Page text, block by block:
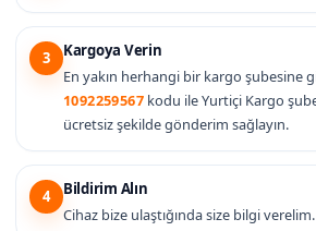
3
Kargoya Verin
En yakın herhangi bir kargo şubesine
1092259567 kodu ile Yurtiçi Kargo
ücretsiz şekilde gönderim sağlayın.
4
Bildirim Alın
Cihaz bize ulaştığında size bilgi verelim.